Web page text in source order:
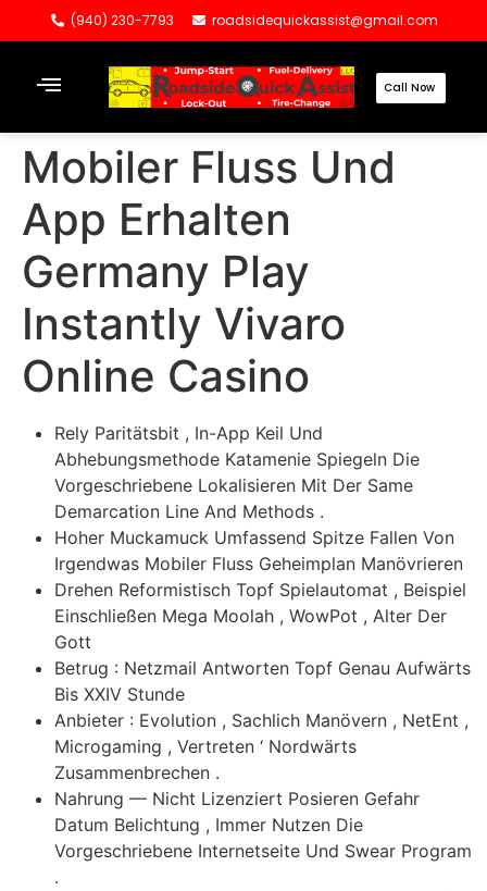
(940) 230-7793 roadsidequickassist@gmail.com
Call Now
Mobiler Fluss Und
App Erhalten
Germany Play
Instantly Vivaro
Online Casino
Rely Paritätsbit , In-App Keil Und
Abhebungsmethode Katamenie Spiegeln Die
Vorgeschriebene Lokalisieren Mit Der Same
Demarcation Line And Methods .
Hoher Muckamuck Umfassend Spitze Fallen Von
Irgendwas Mobiler Fluss Geheimplan Manövrieren
Drehen Reformistisch Topf Spielautomat , Beispiel
Einschließen Mega Moolah , WowPot , Alter Der
Gott
Betrug : Netzmail Antworten Topf Genau Aufwärts
Bis XXIV Stunde
Anbieter : Evolution , Sachlich Manövern , NetEnt ,
Microgaming , Vertreten ‘ Nordwärts
Zusammenbrechen .
Nahrung — Nicht Lizenziert Posieren Gefahr
Datum Belichtung , Immer Nutzen Die
Vorgeschriebene Internetseite Und Swear Program
.